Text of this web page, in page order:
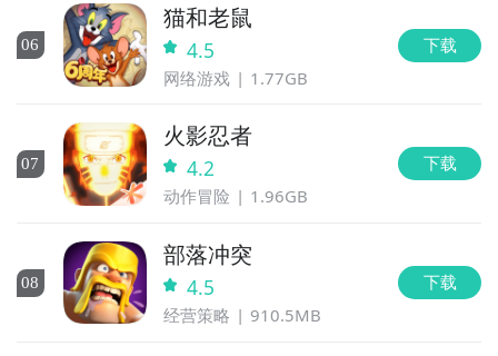
06
猫和老鼠
4.5
网络游戏 1.77GB
下载
07
火影忍者
4.2
动作冒险 1.96GB
下载
08
部落冲突
4.5
经营策略 910.5MB
下载